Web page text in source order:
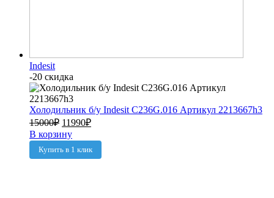
Indesit
-20 скидка
Холодильник б/у Indesit C236G.016 Артикул 2213667h3
15000₽ 11990₽
В корзину
Купить в 1 клик